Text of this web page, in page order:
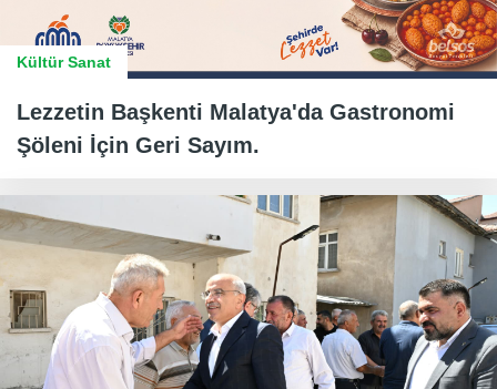
Kültür Sanat
Lezzetin Başkenti Malatya'da Gastronomi
Şöleni İçin Geri Sayım.